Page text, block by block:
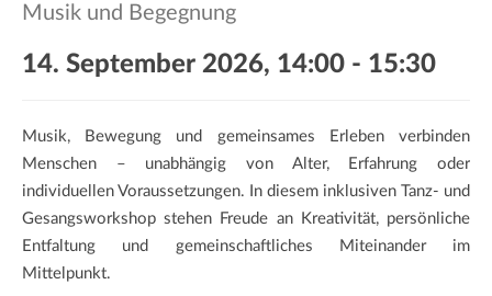
Musik und Begegnung
14. September 2026, 14:00 - 15:30
Musik, Bewegung und gemeinsames Erleben verbinden
Menschen – unabhängig von Alter, Erfahrung oder
individuellen Voraussetzungen. In diesem inklusiven Tanz- und
Gesangsworkshop stehen Freude an Kreativität, persönliche
Entfaltung und gemeinschaftliches Miteinander im
Mittelpunkt.